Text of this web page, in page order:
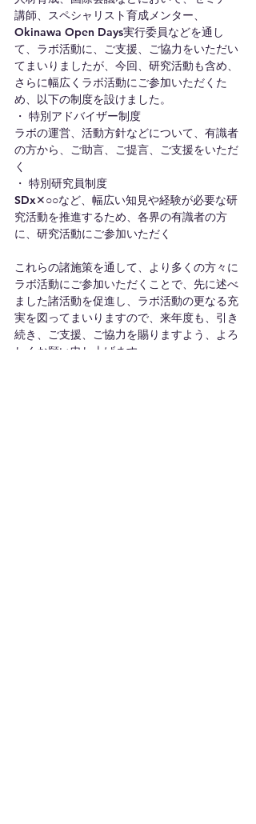
講師、スペシャリスト育成メンター、
Okinawa Open Days実行委員などを通し
て、ラボ活動に、ご支援、ご協力をいただい
てまいりましたが、今回、研究活動も含め、
さらに幅広くラボ活動にご参加いただくた
め、以下の制度を設けました。
・ 特別アドバイザー制度
ラボの運営、活動方針などについて、有識者
の方から、ご助言、ご提言、ご支援をいただ
く
・ 特別研究員制度
SDx✕○○など、幅広い知見や経験が必要な研
究活動を推進するため、各界の有識者の方
に、研究活動にご参加いただく
これらの諸施策を通して、より多くの方々に
ラボ活動にご参加いただくことで、先に述べ
ました諸活動を促進し、ラボ活動の更なる充
実を図ってまいりますので、来年度も、引き
続き、ご支援、ご協力を賜りますよう、よろ
しくお願い申し上げます。